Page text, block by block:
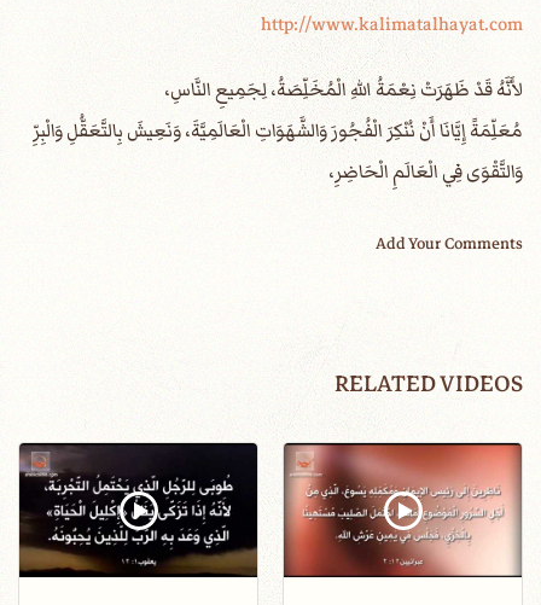
http://www.kalimatalhayat.com
لأَنَّهُ قَدْ ظَهَرَتْ نِعْمَةُ اللهِ الْمُخَلِّصَةُ، لِجَمِيعِ النَّاسِ،
مُعَلِّمَةً إِيَّانَا أَنْ نُنْكِرَ الْفُجُورَ وَالشَّهَوَاتِ الْعَالَمِيَّةَ، وَنَعِيشَ بِالتَّعَقُّلِ وَالْبِرِّ
وَالتَّقْوَى فِي الْعَالَمِ الْحَاضِرِ،
Add Your Comments
RELATED VIDEOS